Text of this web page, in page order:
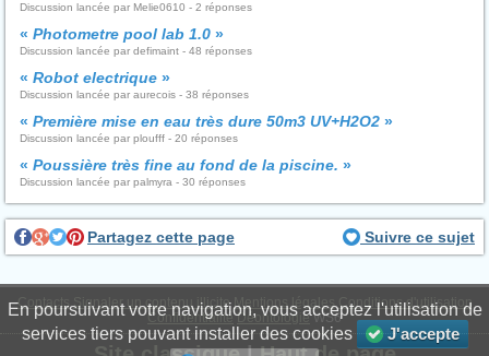
Discussion lancée par Melie0610 - 2 réponses
« Photometre pool lab 1.0 »
Discussion lancée par defimaint - 48 réponses
« Robot electrique »
Discussion lancée par aurecois - 38 réponses
« Première mise en eau très dure 50m3 UV+H2O2 »
Discussion lancée par ploufff - 20 réponses
« Poussière très fine au fond de la piscine. »
Discussion lancée par palmyra - 30 réponses
Partagez cette page Suivre ce sujet
Contacts Signaler un contenu illicite Mentions légales Conditions d'utilisation
Confidentialité DéontologieWS6
En poursuivant votre navigation, vous acceptez l'utilisation de
services tiers pouvant installer des cookies
J'accepte